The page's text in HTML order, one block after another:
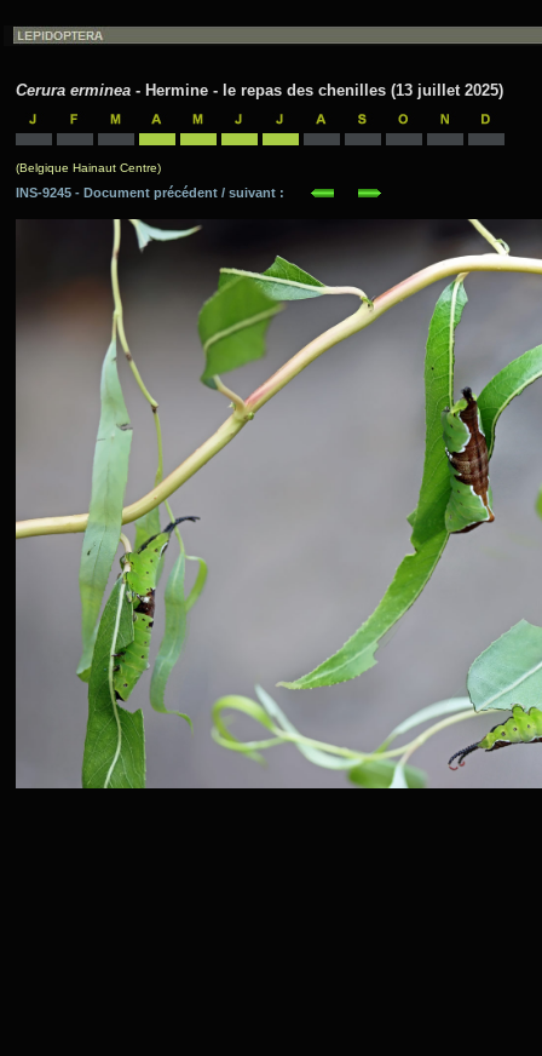
Cerura erminea - Hermine - le repas des chenilles (13 juillet 2025)
(Belgique Hainaut Centre)
INS-9245 - Document précédent / suivant :